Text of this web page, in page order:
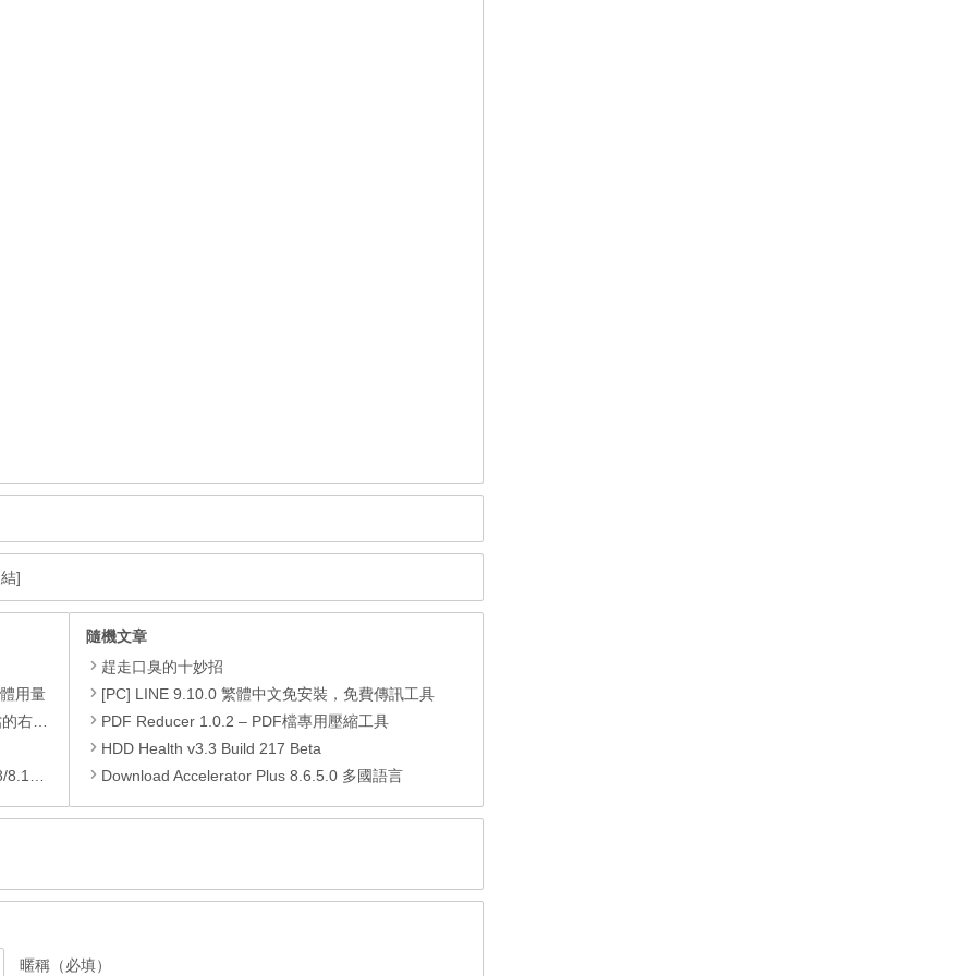
]
用量
功能
10)
隨機文章
趕走口臭的十妙招
[PC] LINE 9.10.0 繁體中文免安裝，免費傳訊工具
PDF Reducer 1.0.2 – PDF檔專用壓縮工具
HDD Health v3.3 Build 217 Beta
Download Accelerator Plus 8.6.5.0 多國語言
暱稱（必填）